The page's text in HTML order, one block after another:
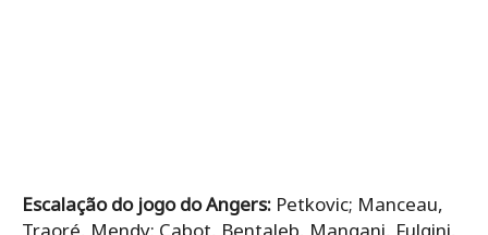
Escalação do jogo do Angers: Petkovic; Manceau,
Traoré, Mendy; Cabot, Bentaleb, Mangani, Fulgini,